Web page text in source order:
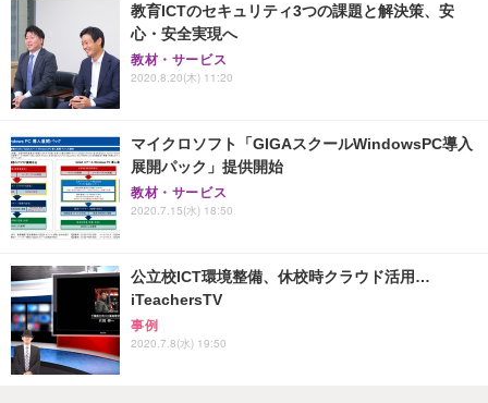
教育ICTのセキュリティ3つの課題と解決策、安
心・安全実現へ
教材・サービス
2020.8.20(木) 11:20
マイクロソフト「GIGAスクールWindowsPC導入
展開パック」提供開始
教材・サービス
2020.7.15(水) 18:50
公立校ICT環境整備、休校時クラウド活用…
iTeachersTV
事例
2020.7.8(水) 19:50